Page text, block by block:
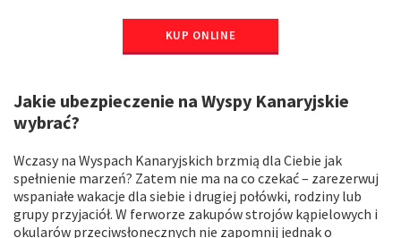
KUP ONLINE
Jakie ubezpieczenie na Wyspy Kanaryjskie
wybrać?
Wczasy na Wyspach Kanaryjskich brzmią dla Ciebie jak
spełnienie marzeń? Zatem nie ma na co czekać – zarezerwuj
wspaniałe wakacje dla siebie i drugiej połówki, rodziny lub
grupy przyjaciół. W ferworze zakupów strojów kąpielowych i
okularów przeciwsłonecznych nie zapomnij jednak o